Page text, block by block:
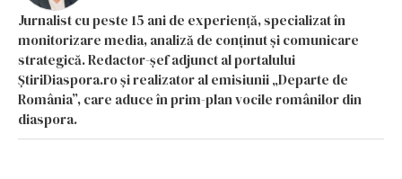
Jurnalist cu peste 15 ani de experiență, specializat în
monitorizare media, analiză de conținut și comunicare
strategică. Redactor-șef adjunct al portalului
ȘtiriDiaspora.ro și realizator al emisiunii „Departe de
România”, care aduce în prim-plan vocile românilor din
diaspora.